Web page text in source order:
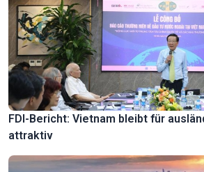
FDI-Bericht: Vietnam bleibt für
attraktiv